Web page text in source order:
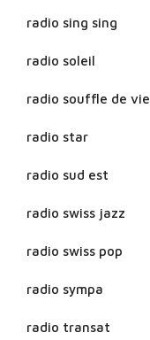
radio sing sing
radio soleil
radio souffle de vie
radio star
radio sud est
radio swiss jazz
radio swiss pop
radio sympa
radio transat